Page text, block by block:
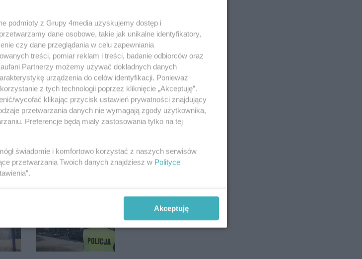
Oceń
0 0
podmioty z Grupy 4media uzyskujemy dostęp i
dane osobowe, takie jak unikalne identyfikatory,
czy dane przeglądania w celu zapewniania
treści, pomiar reklam i treści, badanie odbiorców oraz
Partnerzy możemy używać dokładnych danych
urządzenia do celów identyfikacji. Ponieważ
z tych technologii poprzez kliknięcie „Akceptuję”.
wycofać klikając przycisk ustawień prywatności znajdujący
przetwarzania danych nie wymagają zgody użytkownika,
Preferencje będą miały zastosowania tylko na tej
świadomie i komfortowo korzystać z naszych serwisów
przetwarzania Twoich danych znajdziesz w Polityce
Akceptuję